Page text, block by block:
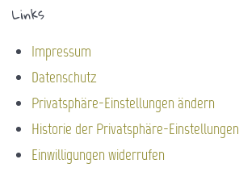
Links
Impressum
Datenschutz
Privatsphäre-Einstellungen ändern
Historie der Privatsphäre-Einstellungen
Einwilligungen widerrufen